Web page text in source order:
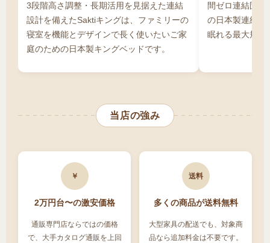
を手に入れることができます。
3段階高さ調整・長期活用を見据えた連結
設計を備えたSaktiキングは、ファミリーの
寝室を機能とデザインで長く使いたいご家
庭のための日本製キングベッドです。
間ゼロ連結固定
の日本製連結ベ
眠れる最大規模
当店の強み
￥
2万円台〜の激安価格
通販専門店ならではの価格
で、大手カタログ通販を上回
送料
多くの商品が送料無料
大型家具の配送でも、対象商
品なら追加料金は不要です。